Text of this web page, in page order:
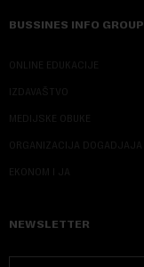
BUSSINES INFO GROUP
ONLINE EDUKACIJE
IZDAVAŠTVO
MEDIJSKE OBUKE
ORGANIZACIJA DOGADJAJA
EKONOM I JA
NEWSLETTER